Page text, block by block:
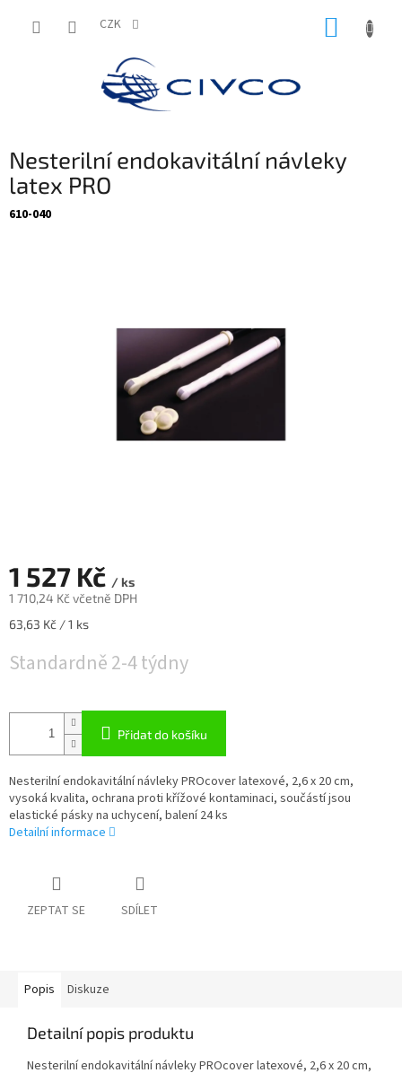
CZK
Nesterilní endokavitální návleky
latex PRO
610-040
1 527 Kč / ks
1 710,24 Kč včetně DPH
Měrná
63,63 Kč / 1 ks
Standardně 2-4 týdny
Přidat do košíku
Nesterilní endokavitální návleky PROcover latexové, 2,6 x 20 cm,
vysoká kvalita, ochrana proti křížové kontaminaci, součástí jsou
elastické pásky na uchycení, balení 24 ks
Detailní informace
ZEPTAT SE SDÍLET
Popis Diskuze
Detailní popis produktu
Nesterilní endokavitální návleky PROcover latexové, 2,6 x 20 cm,